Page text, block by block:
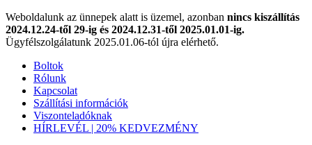
Weboldalunk az ünnepek alatt is üzemel, azonban nincs kiszállítás
2024.12.24-től 29-ig és 2024.12.31-től 2025.01.01-ig.
Ügyfélszolgálatunk 2025.01.06-tól újra elérhető.
Boltok
Rólunk
Kapcsolat
Szállítási információk
Viszonteladóknak
HÍRLEVÉL | 20% KEDVEZMÉNY